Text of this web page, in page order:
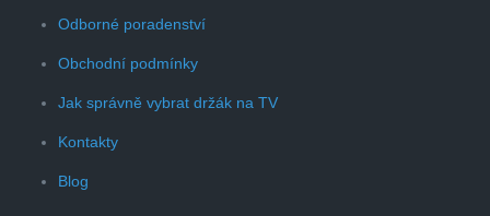
Odborné poradenství
Obchodní podmínky
Jak správně vybrat držák na TV
Kontakty
Blog